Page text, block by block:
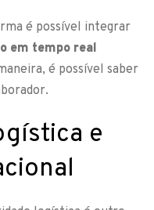
é possível integrar
em tempo real
é possível saber
e